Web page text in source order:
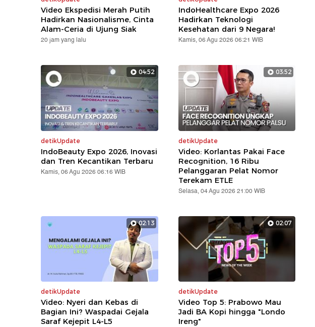
Video Ekspedisi Merah Putih
Hadirkan Nasionalisme, Cinta
Alam-Ceria di Ujung Siak
20 jam yang lalu
IndoHealthcare Expo 2026
Hadirkan Teknologi
Kesehatan dari 9 Negara!
Kamis, 06 Agu 2026 06:21 WIB
04:52
detikUpdate
IndoBeauty Expo 2026, Inovasi
dan Tren Kecantikan Terbaru
Kamis, 06 Agu 2026 06:16 WIB
03:52
detikUpdate
Video: Korlantas Pakai Face
Recognition, 16 Ribu
Pelanggaran Pelat Nomor
Terekam ETLE
Selasa, 04 Agu 2026 21:00 WIB
02:13
detikUpdate
Video: Nyeri dan Kebas di
Bagian Ini? Waspadai Gejala
Saraf Kejepit L4-L5
02:07
detikUpdate
Video Top 5: Prabowo Mau
Jadi BA Kopi hingga "Londo
Ireng"